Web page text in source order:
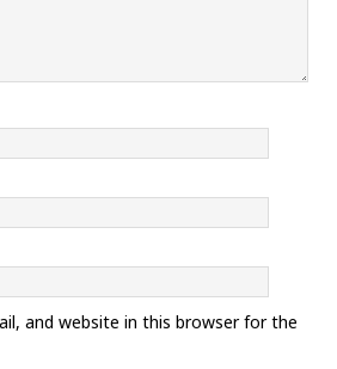
and website in this browser for the